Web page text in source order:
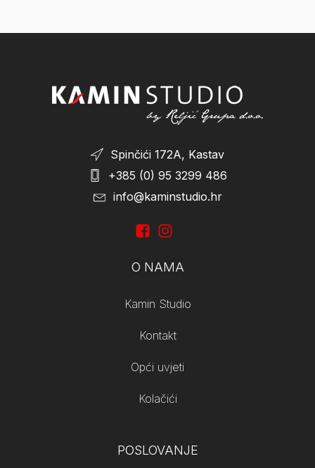
Spinčići 172A, Kastav
+385 (0) 95 3299 486
info@kaminstudio.hr
O NAMA
Kamin Studio
Kontakt
Opći uvjeti
Kolačići
POSLOVANJE